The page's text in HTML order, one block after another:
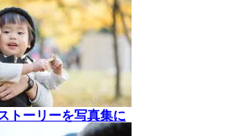
トーリーを写真集に